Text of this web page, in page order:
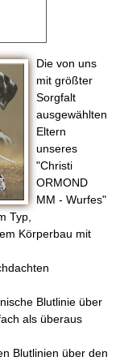
Die von uns
mit größter
Sorgfalt
ausgewählten
Eltern
unseres
"Christi
ORMOND
MM - Wurfes"
Typ,
Körperbau mit
Blutlinie über
als überaus
Blutlinien über den